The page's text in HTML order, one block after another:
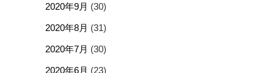
2020年9月 (30)
2020年8月 (31)
2020年7月 (30)
2020年6月 (23)